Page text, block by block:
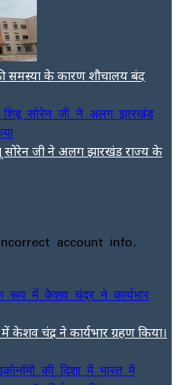
समस्या के कारण शौचालय बंद
सोरेन जी ने अलग झारखंड राज्य के
account info.
चंद्र ने कार्यभार ग्रहण किया।